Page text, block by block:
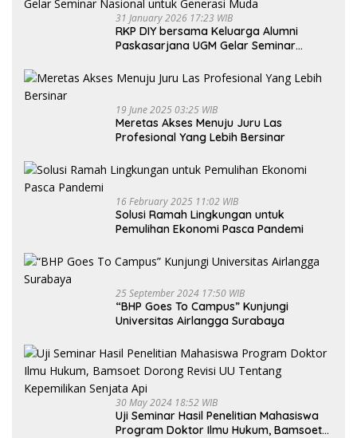
31 January 2026 17:23 WIB
RKP DIY bersama Keluarga Alumni
Paskasarjana UGM Gelar Seminar
19 June 2025 03:25 WIB
Meretas Akses Menuju Juru Las
Profesional Yang Lebih Bersinar
16 February 2025 11:02 WIB
Solusi Ramah Lingkungan untuk
Pemulihan Ekonomi Pasca Pandemi
25 September 2024 17:50 WIB
“BHP Goes To Campus” Kunjungi
Universitas Airlangga Surabaya
30 May 2024 18:52 WIB
Uji Seminar Hasil Penelitian Mahasiswa
Program Doktor Ilmu Hukum, Bamsoet